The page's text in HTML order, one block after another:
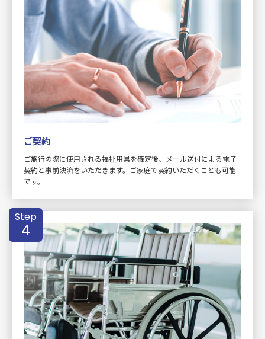
ご契約
ご旅行の際に使用される福祉用具を確定後、メール送付による電子
契約と事前決済をいただきます。ご家庭で契約いただくことも可能
です。
Step
4